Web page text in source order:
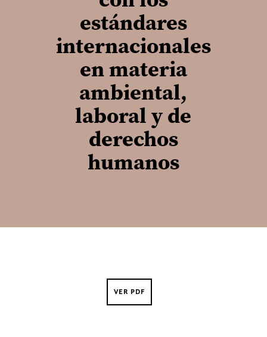
estándares
internacionales
en materia
ambiental,
laboral y de
derechos
humanos
VER PDF